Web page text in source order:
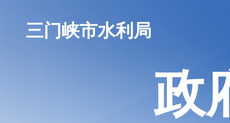
三门峡市水利局
政